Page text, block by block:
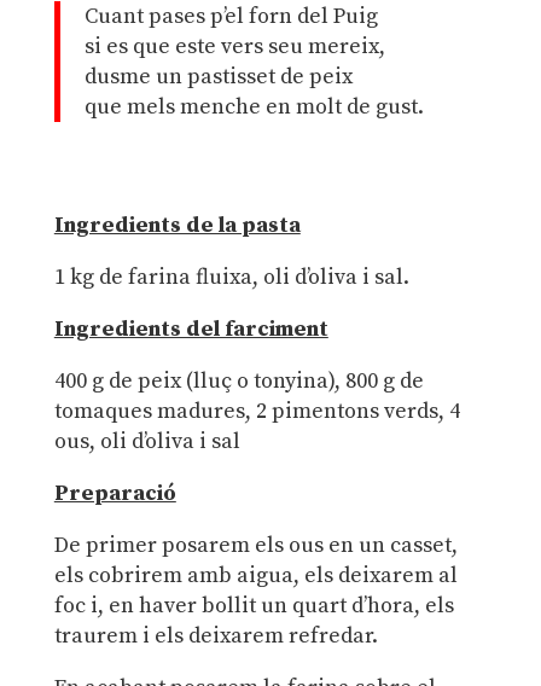
Cuant pases p’el forn del Puig
si es que este vers seu mereix,
dusme un pastisset de peix
que mels menche en molt de gust.
Ingredients de la pasta
1 kg de farina fluixa, oli d’oliva i sal.
Ingredients del farciment
400 g de peix (lluç o tonyina), 800 g de
tomaques madures, 2 pimentons verds, 4
ous, oli d’oliva i sal
Preparació
De primer posarem els ous en un casset,
els cobrirem amb aigua, els deixarem al
foc i, en haver bollit un quart d’hora, els
traurem i els deixarem refredar.